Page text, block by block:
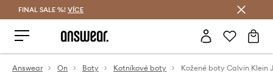
FINAL SALE %! VÍCE
Answear On Boty Kotníkové boty